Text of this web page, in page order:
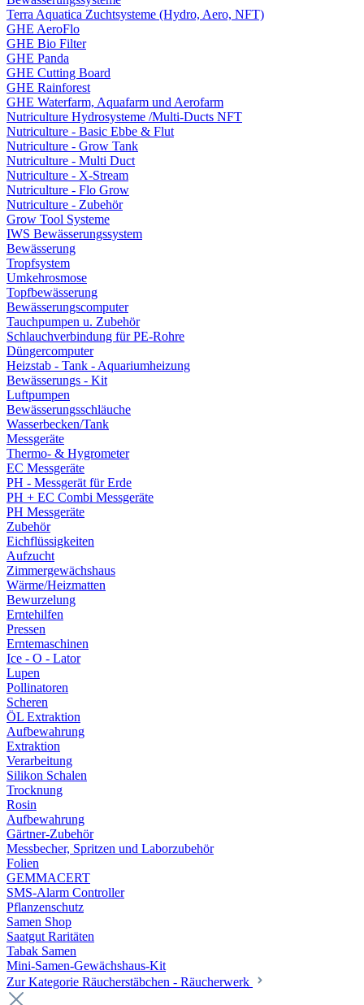
Terra Aquatica Zuchtsysteme (Hydro, Aero, NFT)
GHE AeroFlo
GHE Bio Filter
GHE Panda
GHE Cutting Board
GHE Rainforest
GHE Waterfarm, Aquafarm und Aerofarm
Nutriculture Hydrosysteme /Multi-Ducts NFT
Nutriculture - Basic Ebbe & Flut
Nutriculture - Grow Tank
Nutriculture - Multi Duct
Nutriculture - X-Stream
Nutriculture - Flo Grow
Nutriculture - Zubehör
Grow Tool Systeme
IWS Bewässerungssystem
Bewässerung
Tropfsystem
Umkehrosmose
Topfbewässerung
Bewässerungscomputer
Tauchpumpen u. Zubehör
Schlauchverbindung für PE-Rohre
Düngercomputer
Heizstab - Tank - Aquariumheizung
Bewässerungs - Kit
Luftpumpen
Bewässerungsschläuche
Wasserbecken/Tank
Messgeräte
Thermo- & Hygrometer
EC Messgeräte
PH - Messgerät für Erde
PH + EC Combi Messgeräte
PH Messgeräte
Zubehör
Eichflüssigkeiten
Aufzucht
Zimmergewächshaus
Wärme/Heizmatten
Bewurzelung
Erntehilfen
Pressen
Erntemaschinen
Ice - O - Lator
Lupen
Pollinatoren
Scheren
ÖL Extraktion
Aufbewahrung
Extraktion
Verarbeitung
Silikon Schalen
Trocknung
Rosin
Aufbewahrung
Gärtner-Zubehör
Messbecher, Spritzen und Laborzubehör
Folien
GEMMACERT
SMS-Alarm Controller
Pflanzenschutz
Samen Shop
Saatgut Raritäten
Tabak Samen
Mini-Samen-Gewächshaus-Kit
Zur Kategorie Räucherstäbchen - Räucherwerk